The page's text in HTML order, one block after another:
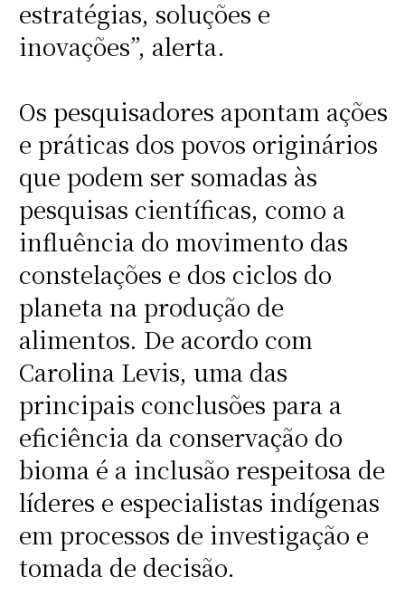
estratégias, soluções e
inovações”, alerta.
Os pesquisadores apontam ações
e práticas dos povos originários
que podem ser somadas às
pesquisas científicas, como a
influência do movimento das
constelações e dos ciclos do
planeta na produção de
alimentos. De acordo com
Carolina Levis, uma das
principais conclusões para a
eficiência da conservação do
bioma é a inclusão respeitosa de
líderes e especialistas indígenas
em processos de investigação e
tomada de decisão.